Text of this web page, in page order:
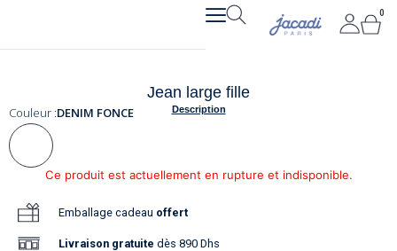
contenu
0
Jean large fille
Description
Couleur :DENIM FONCE
Ce produit est actuellement en rupture et indisponible.
Emballage cadeau offert
Livraison gratuite dès 890 Dhs